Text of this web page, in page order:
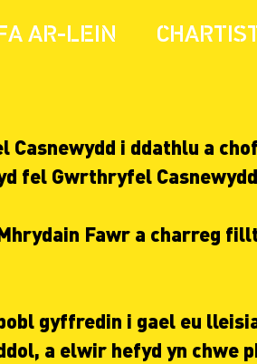
AR-LEIN
i ddathlu a
fel Gwrthryfel
Fawr a charreg
gyffredin i gael eu
a elwir hefyd yn chwe